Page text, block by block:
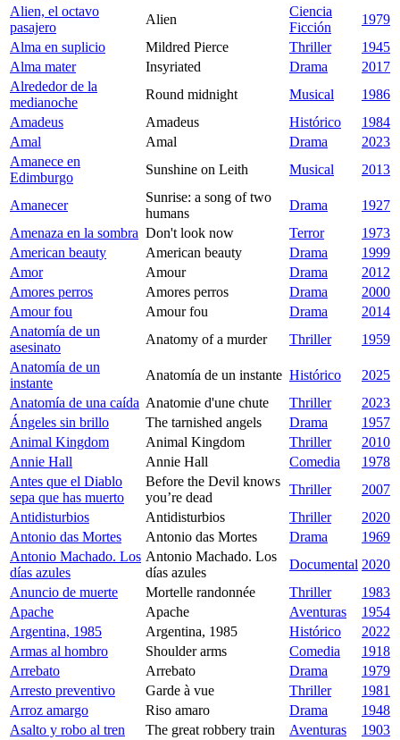
Alien, el octavo
pasajero
Alien
Ciencia
Ficción
1979
Alma en suplicio
Mildred Pierce Thriller
1945
Alma mater
Insyriated Drama
2017
Alrededor de la
medianoche
Round midnight Musical
1986
Amadeus
Amadeus Histórico
1984
Amal
Amal Drama
2023
Amanece en
Edimburgo
Sunshine on Leith Musical 2013
Amanecer
Sunrise: a song of two
humans
Drama
1927
Amenaza en la sombra Don't look now Terror
1973
American beauty
American beauty Drama
1999
Amor
Amour Drama
2012
Amores perros
Amores perros Drama
2000
Amour fou
Amour fou Drama
2014
Anatomía de un
asesinato
Anatomy of a murder Thriller
1959
Anatomía de un
instante
Anatomía de un instante Histórico
2025
Anatomía de una caída Anatomie d'une chute Thriller
2023
Ángeles sin brillo
The tarnished angels Drama
1957
Animal Kingdom
Animal Kingdom Thriller
2010
Annie Hall
Annie Hall Comedia
1978
Antes que el Diablo
sepa que has muerto
Before the Devil knows
you’re dead
Thriller
2007
Antidisturbios
Antidisturbios Thriller
2020
Antonio das Mortes
Antonio das Mortes Drama
1969
Antonio Machado. Los
días azules
Antonio Machado. Los
días azules
Documental 2020
Anuncio de muerte
Mortelle randonnée Thriller
1983
Apache
Apache Aventuras
1954
Argentina, 1985
Argentina, 1985 Histórico
2022
Armas al hombro
Shoulder arms Comedia
1918
Arrebato
Arrebato Drama
1979
Arresto preventivo
Garde à vue Thriller
1981
Arroz amargo
Riso amaro Drama
1948
Asalto y robo al tren
The great robbery train Aventuras
1903